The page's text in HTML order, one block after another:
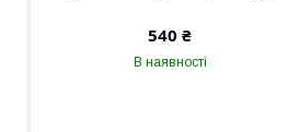
540 ₴
В наявності